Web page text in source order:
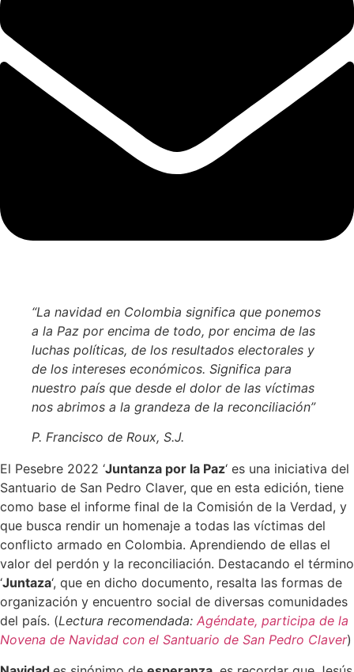
“La navidad en Colombia significa que ponemos
a la Paz por encima de todo, por encima de las
luchas políticas, de los resultados electorales y
de los intereses económicos. Significa para
nuestro país que desde el dolor de las víctimas
nos abrimos a la grandeza de la reconciliación”
P. Francisco de Roux, S.J.
El Pesebre 2022 ‘Juntanza por la Paz‘ es una iniciativa del
Santuario de San Pedro Claver, que en esta edición, tiene
como base el informe final de la Comisión de la Verdad, y
que busca rendir un homenaje a todas las víctimas del
conflicto armado en Colombia. Aprendiendo de ellas el
valor del perdón y la reconciliación. Destacando el término
‘Juntaza‘, que en dicho documento, resalta las formas de
organización y encuentro social de diversas comunidades
del país. (Lectura recomendada: Agéndate, participa de la
Novena de Navidad con el Santuario de San Pedro Claver)